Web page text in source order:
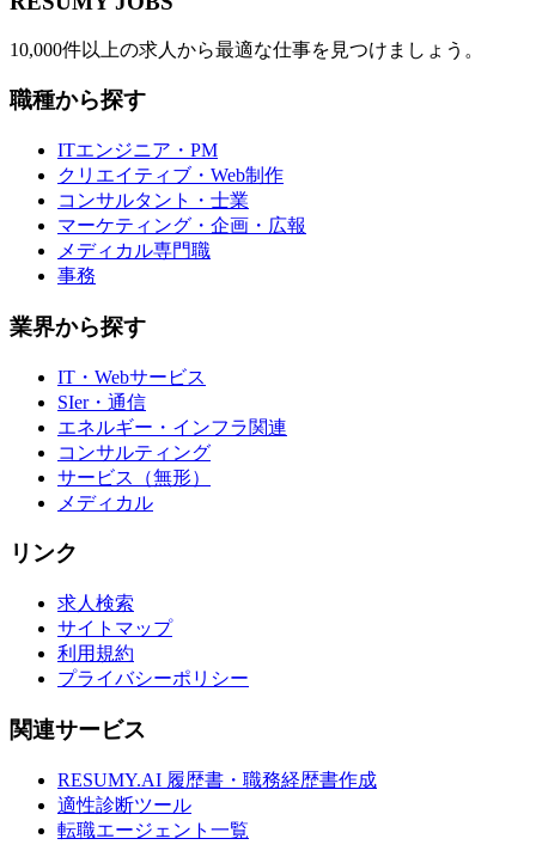
10,000件以上の求人から最適な仕事を見つけましょう。
職種から探す
ITエンジニア・PM
クリエイティブ・Web制作
コンサルタント・士業
マーケティング・企画・広報
メディカル専門職
事務
業界から探す
IT・Webサービス
SIer・通信
エネルギー・インフラ関連
コンサルティング
サービス（無形）
メディカル
リンク
求人検索
サイトマップ
利用規約
プライバシーポリシー
関連サービス
RESUMY.AI 履歴書・職務経歴書作成
適性診断ツール
転職エージェント一覧